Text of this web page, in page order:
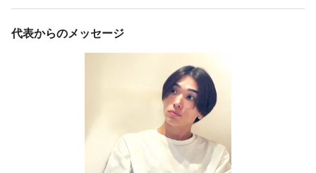
代表からのメッセージ